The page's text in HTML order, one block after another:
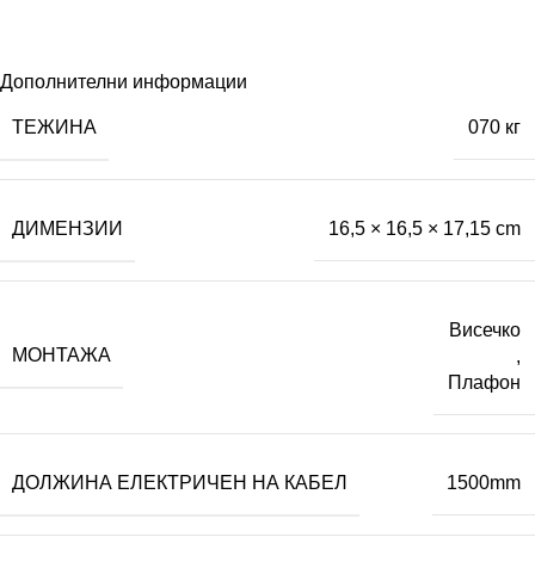
Дополнителни информации
ТЕЖИНА 070 кг
ДИМЕНЗИИ 16,5 × 16,5 × 17,15 cm
МОНТАЖА
Висечко
,
Плафон
ДОЛЖИНА ЕЛЕКТРИЧЕН НА КАБЕЛ 1500mm